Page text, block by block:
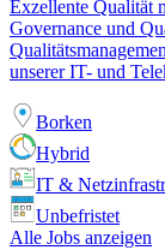
Exzellente Qualität
Governance und
unserer IT- und
Borken
Hybrid
IT &
Unbefristet
Alle Jobs anzeigen